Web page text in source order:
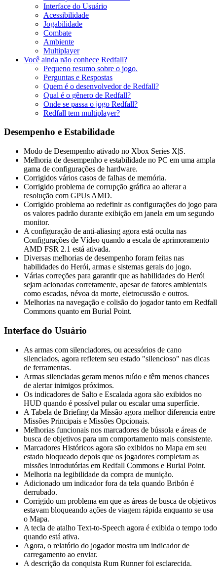
Interface do Usuário
Acessibilidade
Jogabilidade
Combate
Ambiente
Multiplayer
Você ainda não conhece Redfall?
Pequeno resumo sobre o jogo.
Perguntas e Respostas
Quem é o desenvolvedor de Redfall?
Qual é o gênero de Redfall?
Onde se passa o jogo Redfall?
Redfall tem multiplayer?
Desempenho e Estabilidade
Modo de Desempenho ativado no Xbox Series X|S.
Melhoria de desempenho e estabilidade no PC em uma ampla
gama de configurações de hardware.
Corrigidos vários casos de falhas de memória.
Corrigido problema de corrupção gráfica ao alterar a
resolução com GPUs AMD.
Corrigido problema ao redefinir as configurações do jogo para
os valores padrão durante exibição em janela em um segundo
monitor.
A configuração de anti-aliasing agora está oculta nas
Configurações de Vídeo quando a escala de aprimoramento
AMD FSR 2.1 está ativada.
Diversas melhorias de desempenho foram feitas nas
habilidades do Herói, armas e sistemas gerais do jogo.
Várias correções para garantir que as habilidades do Herói
sejam acionadas corretamente, apesar de fatores ambientais
como escadas, névoa da morte, eletrocussão e outros.
Melhorias na navegação e colisão do jogador tanto em Redfall
Commons quanto em Burial Point.
Interface do Usuário
As armas com silenciadores, ou acessórios de cano
silenciados, agora refletem seu estado "silencioso" nas dicas
de ferramentas.
Armas silenciadas geram menos ruído e têm menos chances
de alertar inimigos próximos.
Os indicadores de Salto e Escalada agora são exibidos no
HUD quando é possível pular ou escalar uma superfície.
A Tabela de Briefing da Missão agora melhor diferencia entre
Missões Principais e Missões Opcionais.
Melhorias funcionais nos marcadores de bússola e áreas de
busca de objetivos para um comportamento mais consistente.
Marcadores Históricos agora são exibidos no Mapa em seu
estado bloqueado depois que os jogadores completam as
missões introdutórias em Redfall Commons e Burial Point.
Melhoria na legibilidade da compra de munição.
Adicionado um indicador fora da tela quando Bribón é
derrubado.
Corrigido um problema em que as áreas de busca de objetivos
estavam bloqueando ações de viagem rápida enquanto se usa
o Mapa.
A tecla de atalho Text-to-Speech agora é exibida o tempo todo
quando está ativa.
Agora, o relatório do jogador mostra um indicador de
carregamento ao enviar.
A descrição da conquista Rum Runner foi esclarecida.